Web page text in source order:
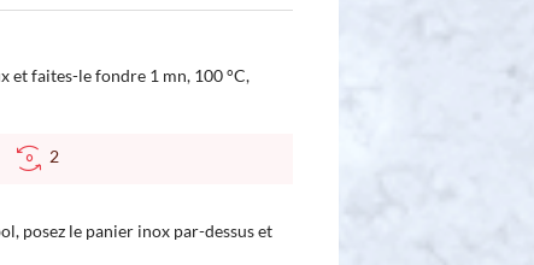
et faites-le fondre 1 mn, 100 °C,
2
posez le panier inox par-dessus et